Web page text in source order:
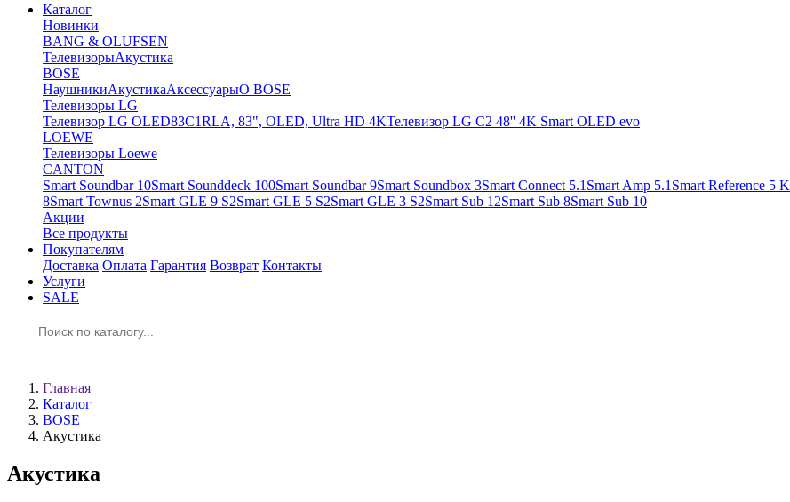
Каталог
Новинки
BANG & OLUFSEN
ТелевизорыАкустика
BOSE
НаушникиАкустикаАксессуарыO BOSE
Телевизоры LG
Телевизор LG OLED83C1RLA, 83", OLED, Ultra HD 4KТелевизор LG C2 48'' 4K Smart OLED evo
LOEWE
Телевизоры Loewe
CANTON
Smart Soundbar 10Smart Sounddeck 100Smart Soundbar 9Smart Soundbox 3Smart Connect 5.1 Smart Amp 5.1 Smart Reference 5 K
8Smart Townus 2Smart GLE 9 S2Smart GLE 5 S2Smart GLE 3 S2Smart Sub 12Smart Sub 8Smart Sub 10
Акции
Все продукты
Покупателям
Доставка Оплата Гарантия Возврат Контакты
Услуги
SALE
Главная
Каталог
BOSE
Акустика
Акустика